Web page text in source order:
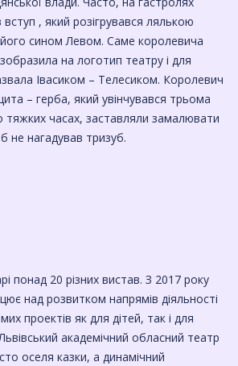
, який розігрувався лялькою
сином Левом. Саме королевича
на логотип театру і для
Івасиком – Телесиком. Королевич
– герба, який увінчувався трьома
часах, заставляли замалювати
не нагадував тризуб.
понад 20 різних вистав. З 2017 року
над розвитком напрямів діяльності
проектів як для дітей, так і для
академічний обласний театр
оселя казки, а динамічний